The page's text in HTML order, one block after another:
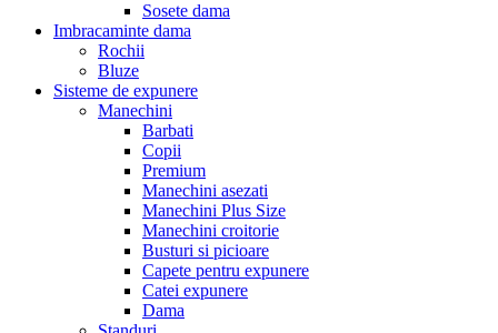
Sosete dama
Imbracaminte dama
Rochii
Bluze
Sisteme de expunere
Manechini
Barbati
Copii
Premium
Manechini asezati
Manechini Plus Size
Manechini croitorie
Busturi si picioare
Capete pentru expunere
Catei expunere
Dama